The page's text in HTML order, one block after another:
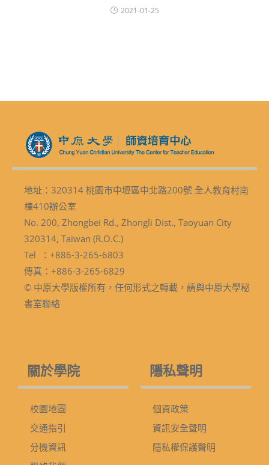
2021-01-25
地址：320314 桃園市中壢區中北路200號 全人教育村南
棟410辦公室
No. 200, Zhongbei Rd., Zhongli Dist., Taoyuan City
320314, Taiwan (R.O.C.)
Tel ：+886-3-265-6803
傳真：+886-3-265-6829
© 中原大學版權所有，任何形式之轉載，請與中原大學秘
書室聯絡
關於學院
校園地圖
交通指引
分機資訊
隱私聲明
個資政策
資訊安全聲明
隱私權保護聲明